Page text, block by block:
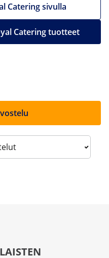
Catering sivulla
Catering tuotteet